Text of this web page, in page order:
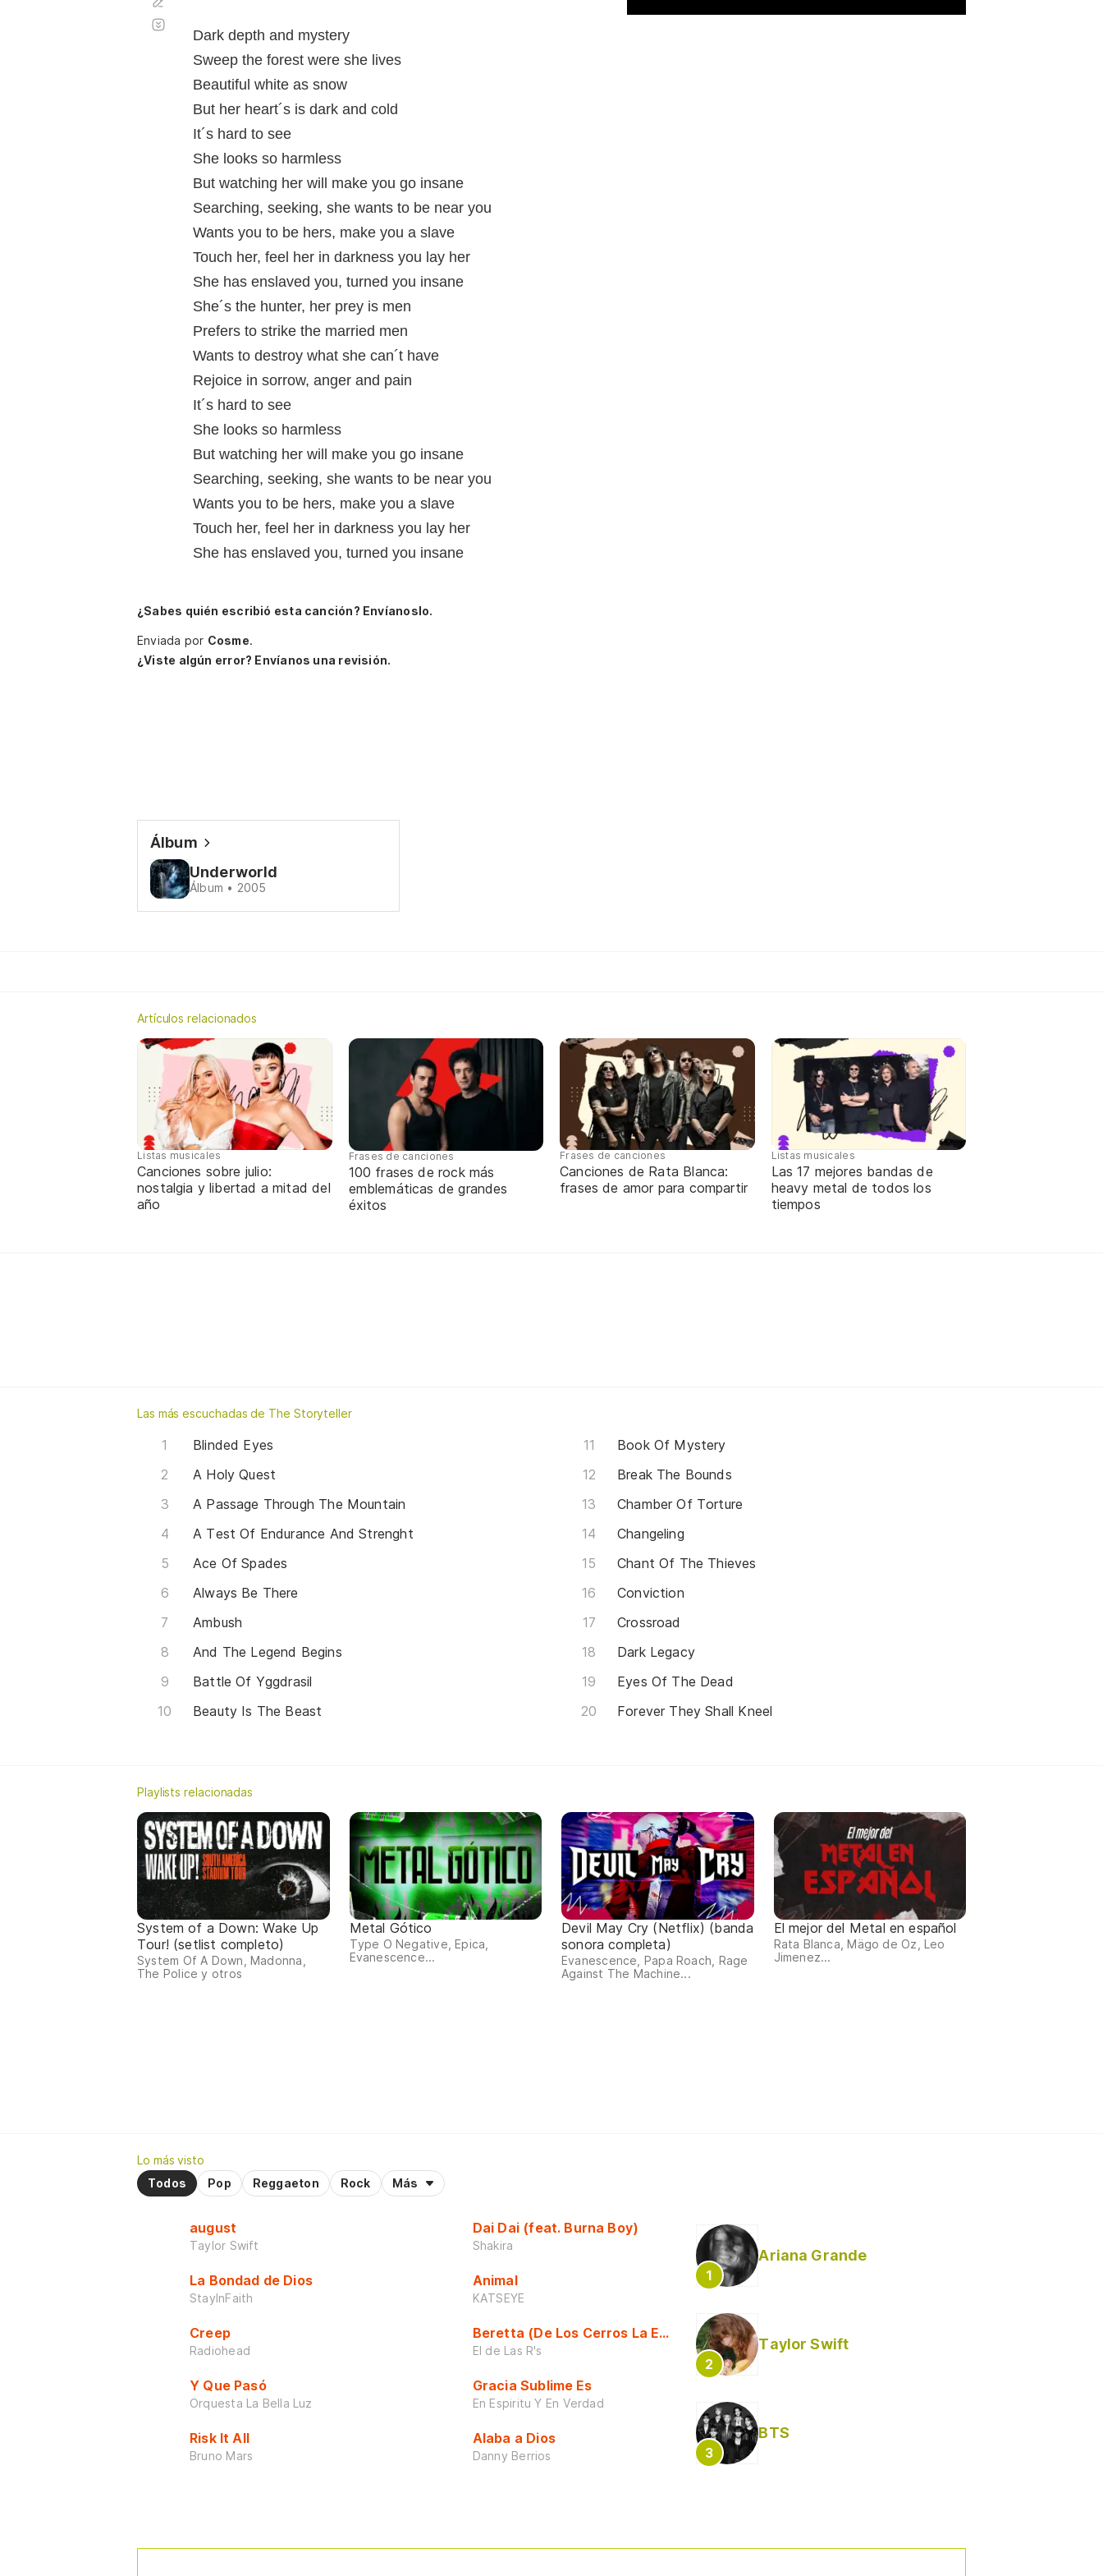
Dark depth and mystery
Sweep the forest were she lives
Beautiful white as snow
But her heart´s is dark and cold
It´s hard to see
She looks so harmless
But watching her will make you go insane
Searching, seeking, she wants to be near you
Wants you to be hers, make you a slave
Touch her, feel her in darkness you lay her
She has enslaved you, turned you insane
She´s the hunter, her prey is men
Prefers to strike the married men
Wants to destroy what she can´t have
Rejoice in sorrow, anger and pain
It´s hard to see
She looks so harmless
But watching her will make you go insane
Searching, seeking, she wants to be near you
Wants you to be hers, make you a slave
Touch her, feel her in darkness you lay her
She has enslaved you, turned you insane
automático
¿Sabes quién escribió esta canción? Envíanoslo.
Enviada por Cosme.
¿Viste algún error? Envíanos una revisión.
Álbum
Underworld
Álbum • 2005
Artículos relacionados
Listas musicales
Canciones sobre julio:
nostalgia y libertad a mitad del
año
Frases de canciones
100 frases de rock más
emblemáticas de grandes
éxitos
Frases de canciones
Canciones de Rata Blanca:
frases de amor para compartir
Listas musicales
Las 17 mejores bandas de
heavy metal de todos los
tiempos
Las más escuchadas de The Storyteller
Blinded Eyes
A Holy Quest
A Passage Through The Mountain
A Test Of Endurance And Strenght
Ace Of Spades
Always Be There
Ambush
And The Legend Begins
Battle Of Yggdrasil
Beauty Is The Beast
Book Of Mystery
Break The Bounds
Chamber Of Torture
Changeling
Chant Of The Thieves
Conviction
Crossroad
Dark Legacy
Eyes Of The Dead
Forever They Shall Kneel
Playlists relacionadas
System of a Down: Wake Up
Tour! (setlist completo)
System Of A Down, Madonna,
The Police y otros
Metal Gótico
Type O Negative, Epica,
Evanescence...
Devil May Cry (Netflix) (banda
sonora completa)
Evanescence, Papa Roach, Rage
Against The Machine...
El mejor del Metal en español
Rata Blanca, Mägo de Oz, Leo
Jimenez...
Lo más visto
Todos
Pop Reggaeton Rock Más
august
Taylor Swift
La Bondad de Dios
StayInFaith
Creep
Radiohead
Y Que Pasó
Orquesta La Bella Luz
Risk It All
Bruno Mars
Dai Dai (feat. Burna Boy)
Shakira
Animal
KATSEYE
Beretta (De Los Cerros La Escuela)
El de Las R's
Gracia Sublime Es
En Espiritu Y En Verdad
Alaba a Dios
Danny Berrios
Ariana Grande
Taylor Swift
BTS